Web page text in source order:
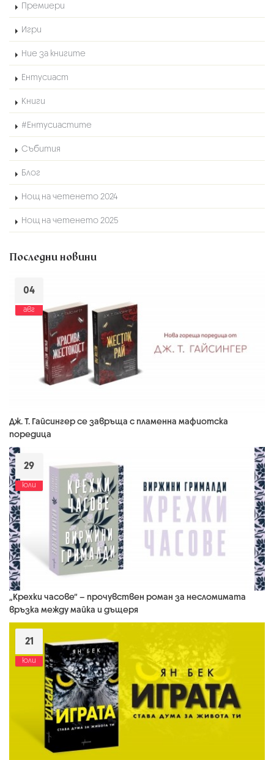
Премиери
Игри
Ние за книгите
Ентусиаст
Книги
#Ентусиастите
Събития
Блог
Нощ на четенето 2024
Нощ на четенето 2025
Последни новини
04
авг
Дж. Т. Гайсингер се завръща с пламенна мафиотска
поредица
29
юли
„Крехки часове“ – прочувствен роман за несломимата
връзка между майка и дъщеря
21
юли